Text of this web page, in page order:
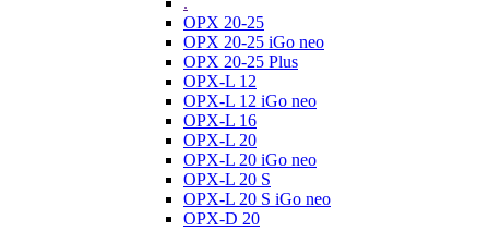
OPX 20-25
OPX 20-25 iGo neo
OPX 20-25 Plus
OPX-L 12
OPX-L 12 iGo neo
OPX-L 16
OPX-L 20
OPX-L 20 iGo neo
OPX-L 20 S
OPX-L 20 S iGo neo
OPX-D 20